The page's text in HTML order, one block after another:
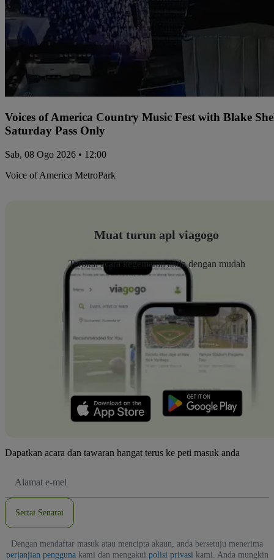
Voices of America Country Music Fest with Blake
Saturday Pass Only
Sab, 08 Ogo 2026 • 12:00
Voice of America MetroPark
Muat turun apl viagogo
Terokai acara kegemaran anda dengan mudah
Dapatkan acara dan tawaran hangat terus ke peti masuk anda
E-
Sertai Senarai
Dengan mendaftar masuk atau mencipta akaun, anda bersetuju menerima
perjanjian penggunakami dan mengakui polisi privasi kami. Anda mungkin